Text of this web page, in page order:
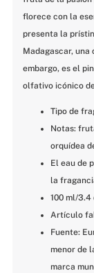
florece con la
presenta la
Madagascar, una
embargo, es el
olfativo icónico
Tipo de
Notas:
orquídea
El eau de
la
100 ml/3.4
Artículo
Fuente:
menor de
marca